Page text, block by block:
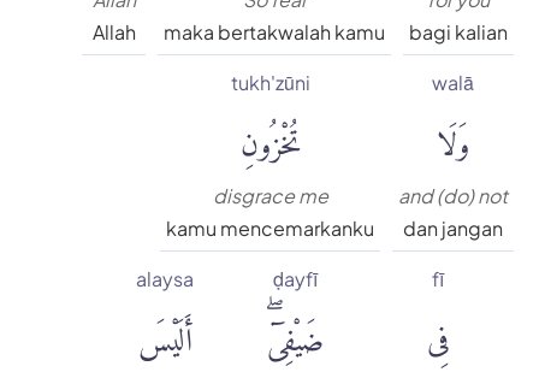
bagi kalian
maka bertakwalah kamu
Allah
walā
وَلَا
and (do) not
dan jangan
tukh'zūni
تُخْزُونِ
disgrace me
kamu mencemarkanku
fī
فِى
ḍayfī
ضَيْفِىٓۖ
alaysa
أَلَيْسَ